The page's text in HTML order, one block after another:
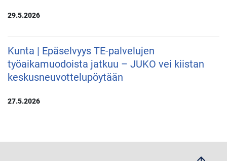
29.5.2026
Kunta | Epäselvyys TE-palvelujen
työaikamuodoista jatkuu – JUKO vei kiistan
keskusneuvottelupöytään
27.5.2026